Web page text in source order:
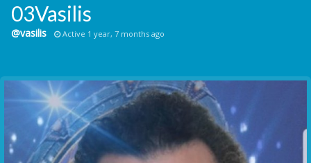
Groups
Communication Point
Cristal Temple
Meeting Point
The Yacht Club
03Vasilis
@vasilis Active 1 year, 7 months ago